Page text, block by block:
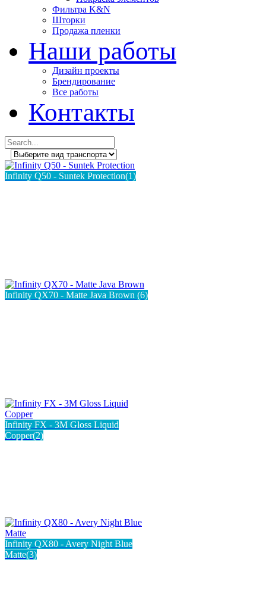
Фильтра K&N
Шторки
Продажа пленки
Наши работы
Дизайн проекты
Брендирование
Все работы
Контакты
Infinity Q50 - Suntek Protection(1)
Infinity QX70 - Matte Java Brown (6)
Infinity FX - 3M Gloss Liquid
Copper(2)
Infinity QX80 - Avery Night Blue
Matte(3)